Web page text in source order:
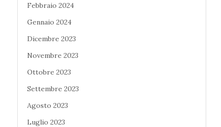
Febbraio 2024
Gennaio 2024
Dicembre 2023
Novembre 2023
Ottobre 2023
Settembre 2023
Agosto 2023
Luglio 2023